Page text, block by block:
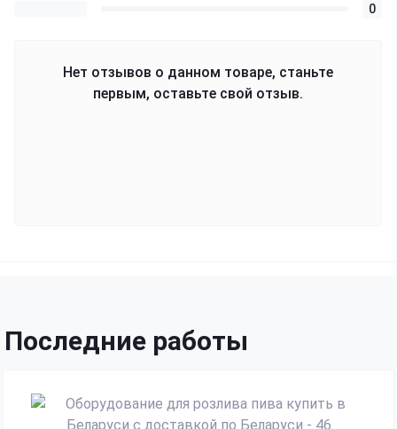
0
Нет отзывов о данном товаре, станьте
первым, оставьте свой отзыв.
Последние работы